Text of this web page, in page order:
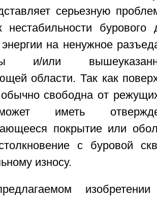
серьезную
нестабильности
на ненужное
и/или
области. Так как
свободна от
иметь
покрытие или
с буровой
износу.